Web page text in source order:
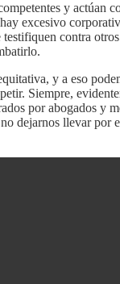
y actúan
excesivo
contra
y a eso
Siempre,
por abogados y
dejarnos llevar por